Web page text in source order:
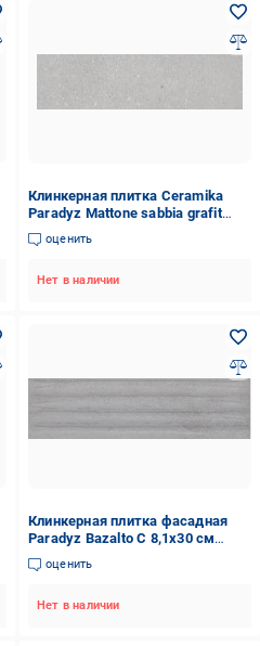
Клинкерная плитка Ceramika
Paradyz Mattone sabbia grafit
elewacja G1 6,5x24 см
оценить
Нет в наличии
Клинкерная плитка фасадная
Paradyz Bazalto C 8,1x30 см
Graphite (5317)
оценить
Нет в наличии